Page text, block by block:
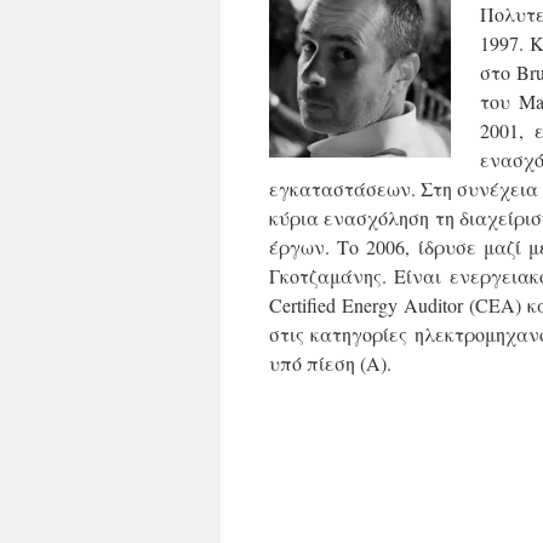
1997.
στο
του
2001,
εγκαταστάσεων. Στη
κύρια ενασχόληση τη
έργων. Το 2006, ίδρυσε μαζί
Γκοτζαμάνης. Είναι
Certified Energy Auditor (CEA)
στις κατηγορίες
υπό πίεση (Α).